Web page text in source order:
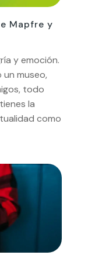
Mapfre y
y emoción.
museo,
todo
la
como